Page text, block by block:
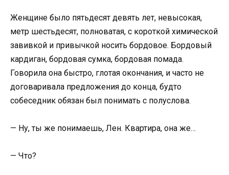
Женщине было пятьдесят девять лет, невысокая,
метр шестьдесят, полноватая, с короткой химической
завивкой и привычкой носить бордовое. Бордовый
кардиган, бордовая сумка, бордовая помада.
Говорила она быстро, глотая окончания, и часто не
договаривала предложения до конца, будто
собеседник обязан был понимать с полуслова.
— Ну, ты же понимаешь, Лен. Квартира, она же…
— Что?